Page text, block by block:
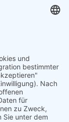
und
Event!
WUNDS
mit Intero